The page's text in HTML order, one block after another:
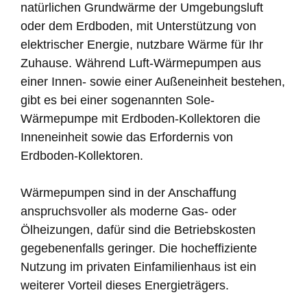
natürlichen Grundwärme der Umgebungsluft
oder dem Erdboden, mit Unterstützung von
elektrischer Energie, nutzbare Wärme für Ihr
Zuhause. Während Luft-Wärmepumpen aus
einer Innen- sowie einer Außeneinheit bestehen,
gibt es bei einer sogenannten Sole-
Wärmepumpe mit Erdboden-Kollektoren die
Inneneinheit sowie das Erfordernis von
Erdboden-Kollektoren.
Wärmepumpen sind in der Anschaffung
anspruchsvoller als moderne Gas- oder
Ölheizungen, dafür sind die Betriebskosten
gegebenenfalls geringer. Die hocheffiziente
Nutzung im privaten Einfamilienhaus ist ein
weiterer Vorteil dieses Energieträgers.